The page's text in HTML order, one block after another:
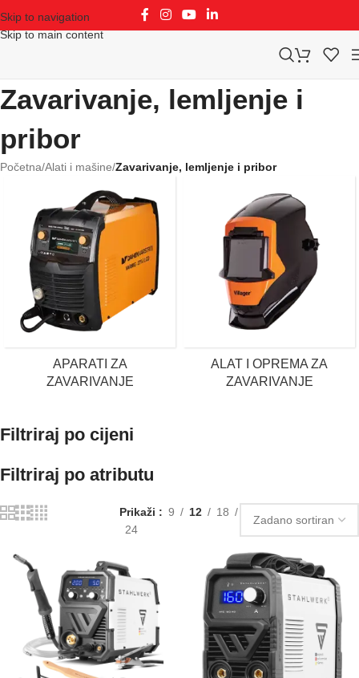
Skip to navigation
Skip to main content
Zavarivanje, lemljenje i
pribor
Početna/Alati i mašine/Zavarivanje, lemljenje i pribor
APARATI ZA
ZAVARIVANJE
ALAT I OPREMA ZA
ZAVARIVANJE
Filtriraj po cijeni
Filtriraj po atributu
Prikaži 9 12
18
24